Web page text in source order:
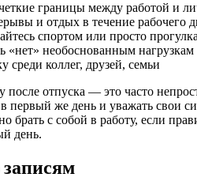
границы между работой и
и отдых в течение рабочего
спортом или просто
«нет» необоснованным нагрузкам
коллег, друзей, семьи
после отпуска — это часто
первый же день и уважать свои
брать с собой в работу, если
день.